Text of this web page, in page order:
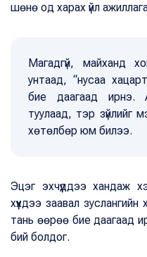
шөнө од харах үйл
Магадгүй, майханд
унтаад, “нусаа
бие даагаад ирнэ.
туулаад, тэр зүйлийг
хөтөлбөр юм билээ.
Эцэг эхчүүддээ хандаж
хүүхдээ заавал
тань өөрөө бие даагаад
бий болдог.